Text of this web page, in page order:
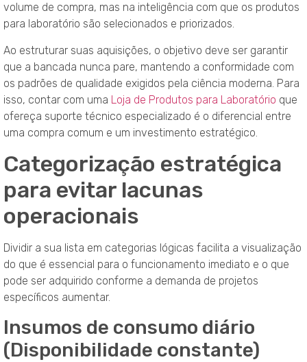
volume de compra, mas na inteligência com que os produtos
para laboratório são selecionados e priorizados.
Ao estruturar suas aquisições, o objetivo deve ser garantir
que a bancada nunca pare, mantendo a conformidade com
os padrões de qualidade exigidos pela ciência moderna. Para
isso, contar com uma Loja de Produtos para Laboratório que
ofereça suporte técnico especializado é o diferencial entre
uma compra comum e um investimento estratégico.
Categorização estratégica
para evitar lacunas
operacionais
Dividir a sua lista em categorias lógicas facilita a visualização
do que é essencial para o funcionamento imediato e o que
pode ser adquirido conforme a demanda de projetos
específicos aumentar.
Insumos de consumo diário
(Disponibilidade constante)